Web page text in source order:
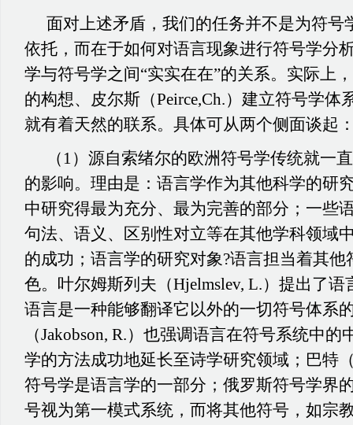
面对上述矛盾，我们的任务并不是为符号
依托，而在于如何对语言现象进行符号学分
学与符号学之间“实实在在”的关系。实际上
的构想、皮尔斯（Peirce,Ch.）建立符号学体
就有着天然的联系。具体可从两个侧面谈起
（1）源自索绪尔的欧洲符号学传统就一
的影响。理由是：语言学作为其他科学的研
中研究得最为充分、最为完善的部分；一些
句法、语义、区别性对立等在其他学科领域
的成功；语言学的研究对象?语言担当着其
色。叶尔姆斯列夫（Hjelmslev, L.）提出了语
语言是一种能够翻译它以外的一切符号体系
（Jakobson, R.）也强调语言在符号系统中
学的方法成功地延长至诗学研究领域；巴特
符号学是语言学的一部分；俄罗斯符号学界
号视为第一模式系统，而将其他符号，如宗